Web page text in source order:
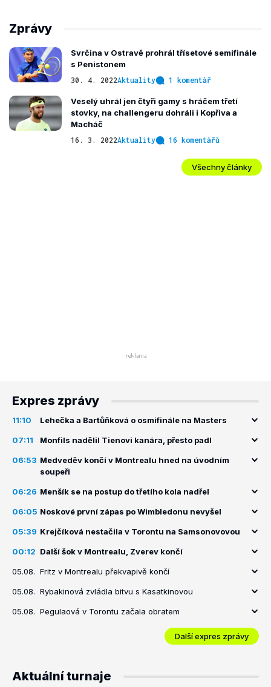
Zprávy
Svrčina v Ostravě prohrál třísetové semifinále
s Penistonem
30. 4. 2022Aktuality 1 komentář
Veselý uhrál jen čtyři gamy s hráčem třetí
stovky, na challengeru dohráli i Kopřiva a
Macháč
16. 3. 2022Aktuality 16 komentářů
Všechny články
Expres zprávy
11:10 Lehečka a Bartůňková o osmifinále na Masters
07:11 Monfils nadělil Tienovi kanára, přesto padl
06:53 Medveděv končí v Montrealu hned na úvodním
soupeři
06:26 Menšík se na postup do třetího kola nadřel
06:05 Noskové první zápas po Wimbledonu nevyšel
05:39 Krejčíková nestačila v Torontu na Samsonovovou
00:12 Další šok v Montrealu, Zverev končí
05.08. Fritz v Montrealu překvapivě končí
05.08. Rybakinová zvládla bitvu s Kasatkinovou
05.08. Pegulaová v Torontu začala obratem
Další expres zprávy
Aktuální turnaje